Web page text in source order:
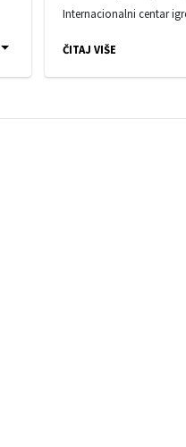
Internacionalni centar
ČITAJ VIŠE